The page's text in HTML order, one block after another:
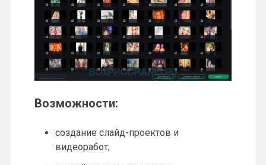
Возможности:
создание слайд-проектов и
видеоработ;